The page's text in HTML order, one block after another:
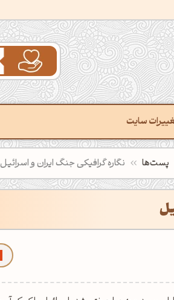
سایت
پست‌ها نگاره گرافیکی جنگ ایران و اسرائیل